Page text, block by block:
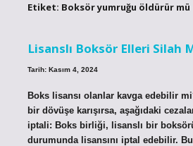
Etiket: Boksör yumruğu öldürür mü
Lisanslı Boksör Elleri Silah
Tarih: Kasım 4, 2024
Boks lisansı olanlar kavga edebilir
bir dövüşe karışırsa, aşağıdaki
iptali: Boks birliği, lisanslı bir
durumunda lisansını iptal edebilir.